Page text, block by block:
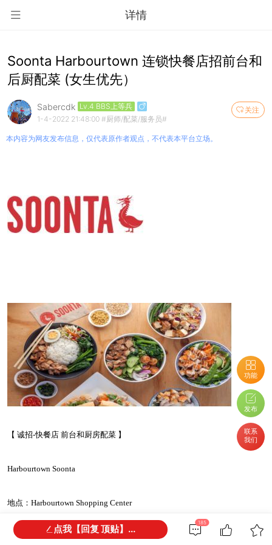
详情
功能
发布
联系
我们
Soonta Harbourtown 连锁快餐店招前台和
后厨配菜 (女生优先）
关注
Sabercdk Lv.4 BBS上等兵
1-4-2022 21:48:00 #厨师/配菜/服务员#
本内容为网友发布信息，仅代表原作者观点，不代表本平台立场。
【 诚招-快餐店 前台和厨房配菜 】
Harbourtown Soonta
地点：Harbourtown Shopping Center
727 Tapleys Hill Road, Adelaide Airport SA 5950
185
点我【回复 顶贴】...